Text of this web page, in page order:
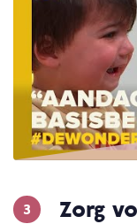
naar
video:
Zorg